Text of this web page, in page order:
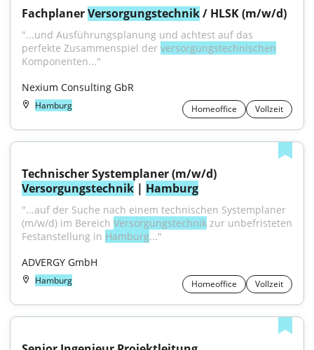
Fachplaner Versorgungstechnik / HLSK (m/w/d)
"...und Ausführungsplanung und achtest auf das
perfekte Zusammenspiel der versorgungstechnischen
Komponenten..."
Nexium Consulting GbR
Hamburg Homeoffice Vollzeit
Versorgungstechnik | Hamburg
"...auf der Suche nach einem technischen Systemplaner
(m/w/d) im Bereich Versorgungstechnik zur unbefristeten
Festanstellung in Hamburg..."
ADVERGY GmbH
Hamburg Homeoffice Vollzeit